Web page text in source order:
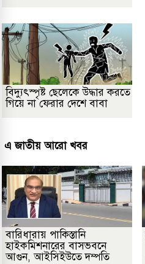
বিদ্যুৎস্পৃষ্ট ছেলেকে উদ্ধার করতে
গিয়ে না ফেরার দেশে বাবা
এ জাতীয় আরো খবর
বারিধারায় পাকিস্তানি
হাইকমিশনারের বাসভবনে
আগুন, আইসিইউতে দম্পতি